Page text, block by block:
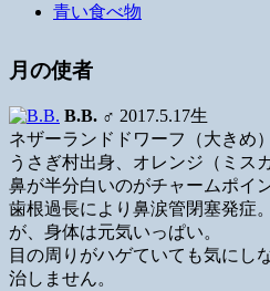
青い食べ物
月の使者
B.B. ♂ 2017.5.17生
ネザーランドドワーフ（大きめ）
うさぎ村出身、オレンジ（ミス
鼻が半分白いのがチャームポイ
歯根過長により鼻涙管閉塞発症
が、身体は元気いっぱい。
目の周りがハゲていても気にし
治しません。